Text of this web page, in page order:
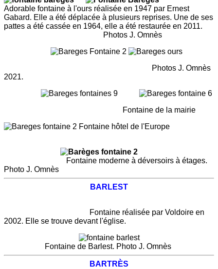
Adorable fontaine à l'ours réalisée en 1947 par Ernest
Gabard. Elle a été déplacée à plusieurs reprises. Une de ses
pattes a été cassée en 1964, elle a été restaurée en 2011.
Photos J. Omnès
Photos J. Omnès
2021.
Fontaine de la mairie
Fontaine hôtel de l'Europe
Fontaine moderne à déversoirs à étages.
Photo J. Omnès
BARLEST
Fontaine réalisée par Voldoire en
2002. Elle se trouve devant l'église.
Fontaine de Barlest. Photo J. Omnès
BARTRÈS